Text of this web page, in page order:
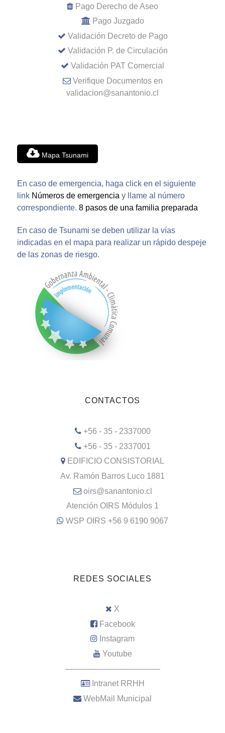
Pago Derecho de Aseo
Pago Juzgado
Validación Decreto de Pago
Validación P. de Circulación
Validación PAT Comercial
Verifique Documentos en
validacion@sanantonio.cl
Mapa Tsunami
En caso de emergencia, haga click en el siguiente
link Números de emergencia y llame al número
correspondiente. 8 pasos de una familia preparada
En caso de Tsunami se deben utilizar la vías
indicadas en el mapa para realizar un rápido despeje
de las zonas de riesgo.
CONTACTOS
+56 - 35 - 2337000
+56 - 35 - 2337001
EDIFICIO CONSISTORIAL
Av. Ramón Barros Luco 1881
oirs@sanantonio.cl
Atención OIRS Módulos 1
WSP OIRS +56 9 6190 9067
REDES SOCIALES
X
Facebook
Instagram
Youtube
–––––––––––––––––––––
Intranet RRHH
WebMail Municipal